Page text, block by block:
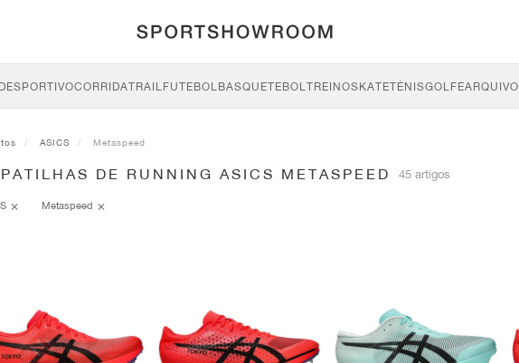
CORRIDATRAILFUTEBOLBASQUETEBOLTREINOSKATETÉNISGOLFEARQUIVO
ASICS Metaspeed
DE RUNNING ASICS METASPEED 45 artigos
Metaspeed